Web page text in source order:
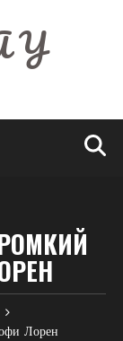
Y
Лорен